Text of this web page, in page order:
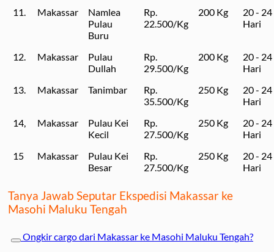
11. Makassar
Namlea
Pulau
Buru
Rp.
22.500/Kg
200 Kg
20 - 24
Hari
12. Makassar
Pulau
Dullah
Rp.
29.500/Kg
200 Kg
20 - 24
Hari
13.
Makassar Tanimbar
Rp.
35.500/Kg
250 Kg
20 - 24
Hari
14,
Makassar
Pulau Kei
Kecil
Rp.
27.500/Kg
250 Kg
20 - 24
Hari
15
Makassar
Pulau Kei
Besar
Rp.
27.500/Kg
250 Kg
20 - 24
Hari
Tanya Jawab Seputar Ekspedisi Makassar ke
Masohi Maluku Tengah
Ongkir cargo dari Makassar ke Masohi Maluku Tengah?